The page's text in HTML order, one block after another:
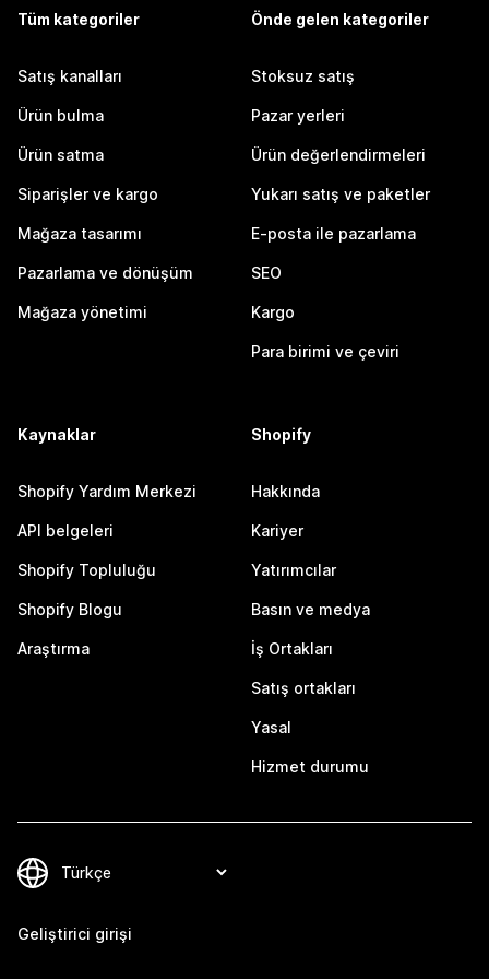
Tüm kategoriler
Satış kanalları
Ürün bulma
Ürün satma
Siparişler ve kargo
Mağaza tasarımı
Pazarlama ve dönüşüm
Mağaza yönetimi
Önde gelen kategoriler
Stoksuz satış
Pazar yerleri
Ürün değerlendirmeleri
Yukarı satış ve paketler
E-posta ile pazarlama
SEO
Kargo
Para birimi ve çeviri
Kaynaklar
Shopify Yardım Merkezi
API belgeleri
Shopify Topluluğu
Shopify Blogu
Araştırma
Shopify
Hakkında
Kariyer
Yatırımcılar
Basın ve medya
İş Ortakları
Satış ortakları
Yasal
Hizmet durumu
Geliştirici girişi